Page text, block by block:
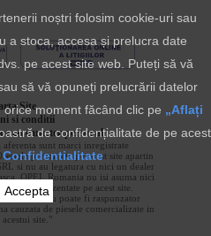
Site
si conditii
cu caracter personal
sunt marci inregistrate
prezentate pe acest site apartin
si nu au legatura cu nici un dealer
OPEL Romania nu isi asuma nici
prezentate pe acest site.
"OPEL" nu poate fi raspunzator
cauzata de piesele comercializate in
acestui site."
noștri folosim cookie-uri sau
a stoca, accesa și prelucra date
pe acest site web. Puteți să vă
să vă opuneți prelucrării datelor
moment făcând clic pe „Aflați
de confidențialitate de pe acest
Confidentialitate
Accepta